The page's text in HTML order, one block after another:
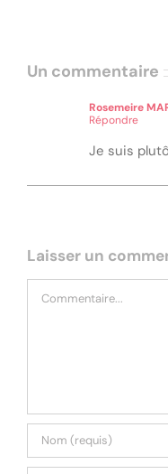
Un commentaire
Rosemeire
Répondre
Je suis
Laisser un